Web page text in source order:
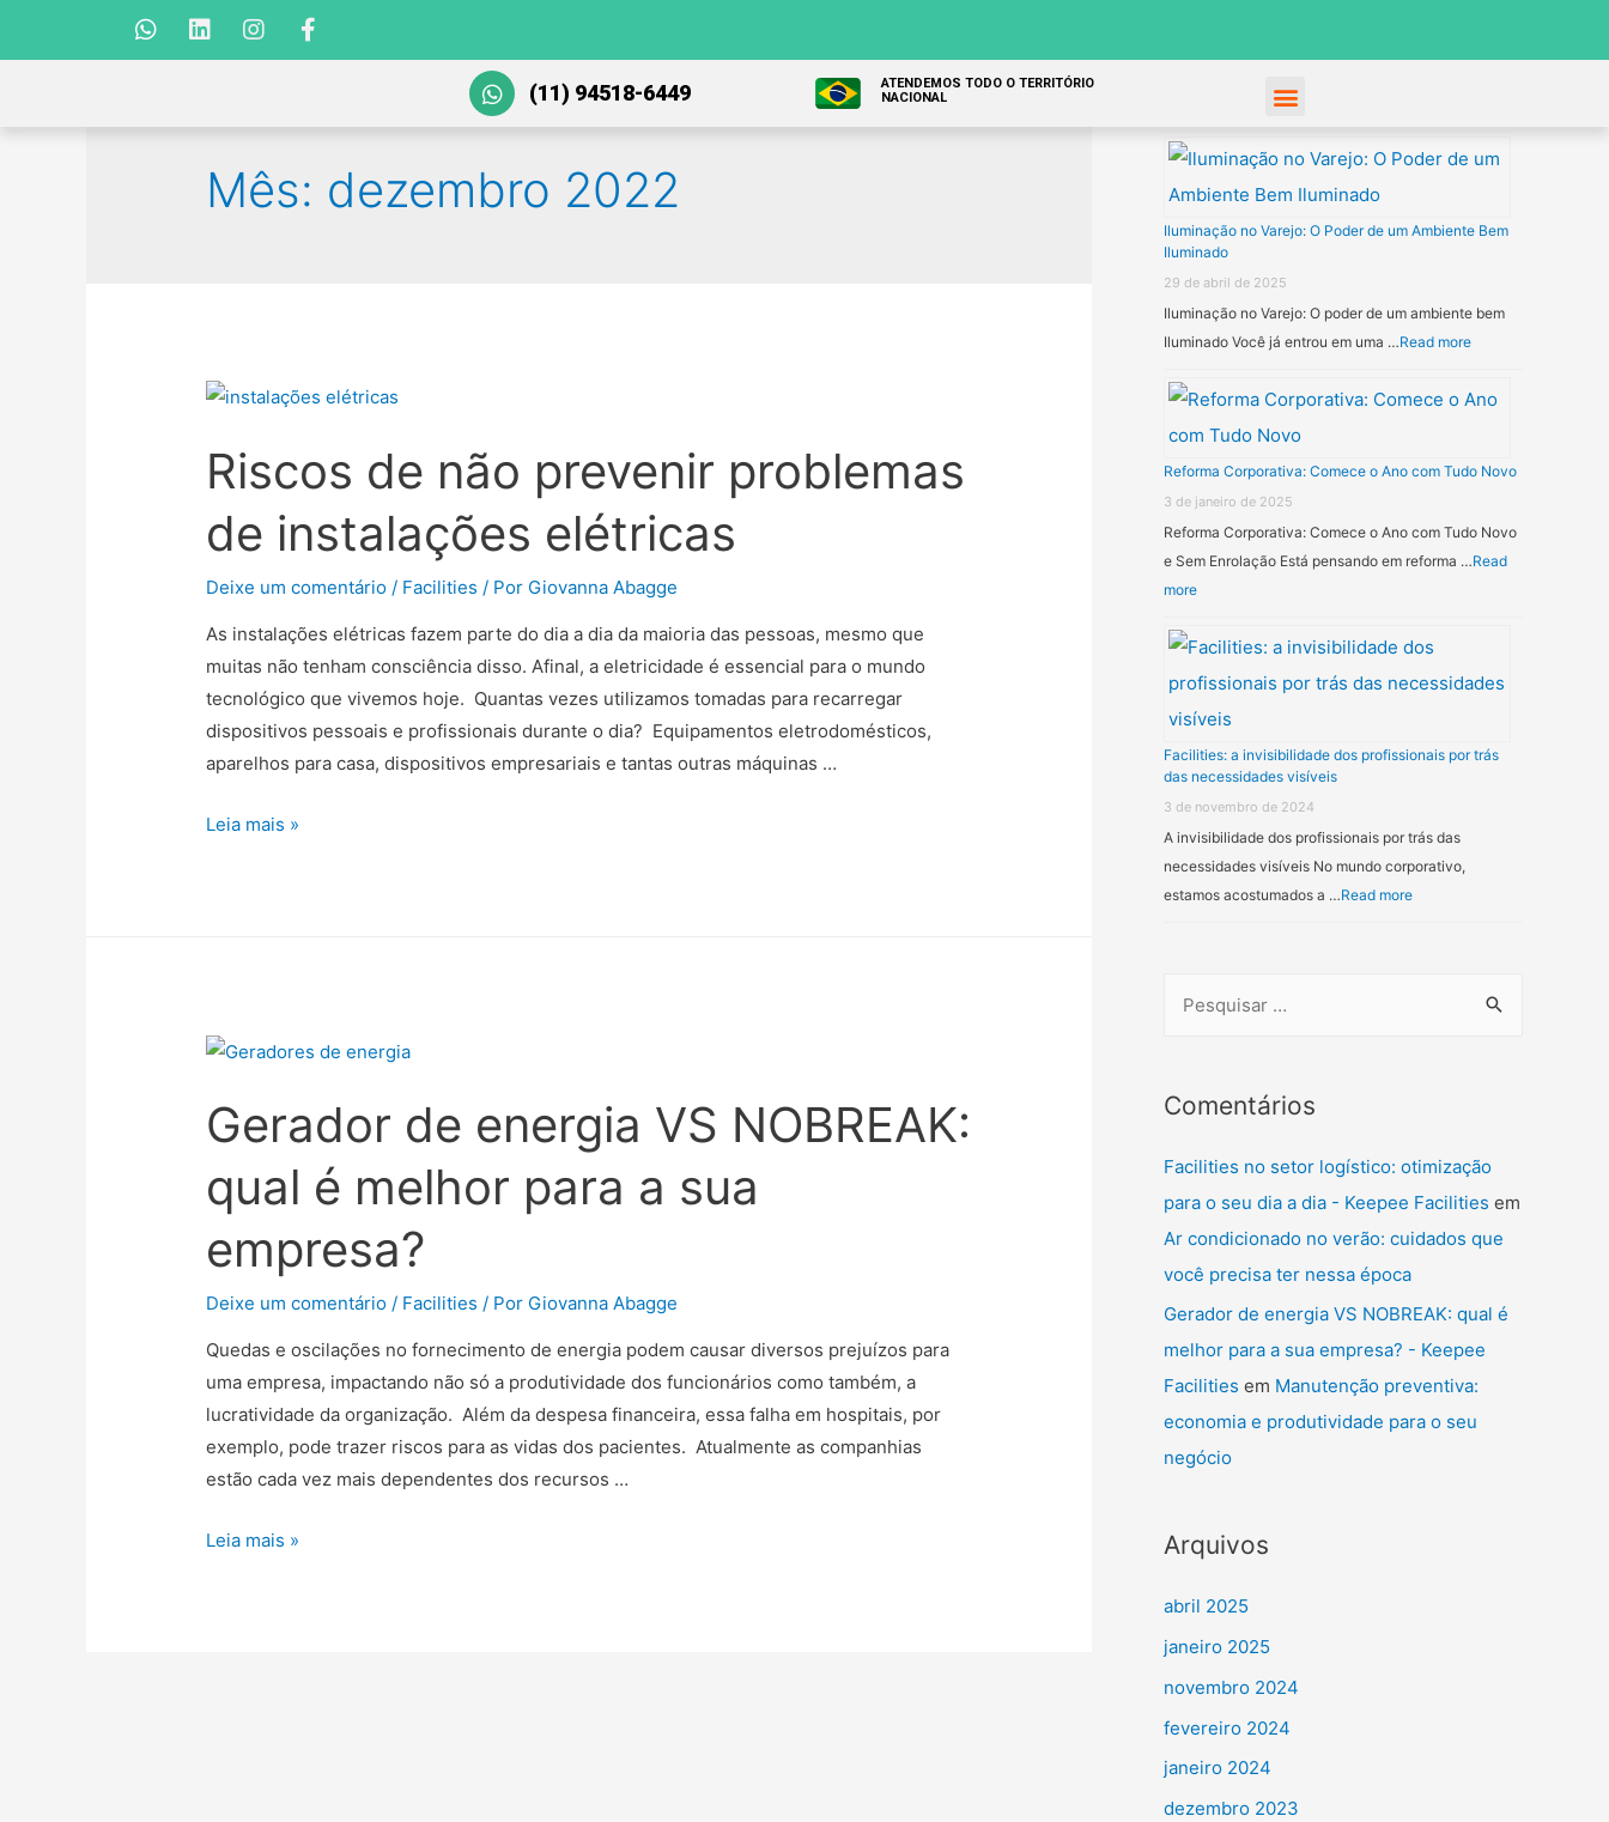
(11) 94518-6449
ATENDEMOS TODO O TERRITÓRIO
NACIONAL
Mês: dezembro 2022
Riscos de não prevenir problemas
de instalações elétricas
Deixe um comentário / Facilities / Por Giovanna Abagge
As instalações elétricas fazem parte do dia a dia da maioria das pessoas, mesmo que
muitas não tenham consciência disso. Afinal, a eletricidade é essencial para o mundo
tecnológico que vivemos hoje. Quantas vezes utilizamos tomadas para recarregar
dispositivos pessoais e profissionais durante o dia? Equipamentos eletrodomésticos,
aparelhos para casa, dispositivos empresariais e tantas outras máquinas …
Leia mais »
Gerador de energia VS NOBREAK:
qual é melhor para a sua
empresa?
Deixe um comentário / Facilities / Por Giovanna Abagge
Quedas e oscilações no fornecimento de energia podem causar diversos prejuízos para
uma empresa, impactando não só a produtividade dos funcionários como também, a
lucratividade da organização. Além da despesa financeira, essa falha em hospitais, por
exemplo, pode trazer riscos para as vidas dos pacientes. Atualmente as companhias
estão cada vez mais dependentes dos recursos …
Leia mais »
Recent Posts
Iluminação no Varejo: O Poder de um Ambiente Bem
Iluminado
29 de abril de 2025
Iluminação no Varejo: O poder de um ambiente bem
Iluminado Você já entrou em uma …Read more
Reforma Corporativa: Comece o Ano com Tudo Novo
3 de janeiro de 2025
Reforma Corporativa: Comece o Ano com Tudo Novo
e Sem Enrolação Está pensando em reforma …Read
more
Facilities: a invisibilidade dos profissionais por trás
das necessidades visíveis
3 de novembro de 2024
A invisibilidade dos profissionais por trás das
necessidades visíveis No mundo corporativo,
estamos acostumados a …Read more
Comentários
Facilities no setor logístico: otimização
para o seu dia a dia - Keepee Facilities em
Ar condicionado no verão: cuidados que
você precisa ter nessa época
Gerador de energia VS NOBREAK: qual é
melhor para a sua empresa? - Keepee
Facilities em Manutenção preventiva:
economia e produtividade para o seu
negócio
Arquivos
abril 2025
janeiro 2025
novembro 2024
fevereiro 2024
janeiro 2024
dezembro 2023